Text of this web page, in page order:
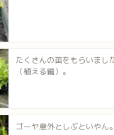
たくさんの苗をもらいまし
（植える編）。
ゴーヤ意外としぶといやん。